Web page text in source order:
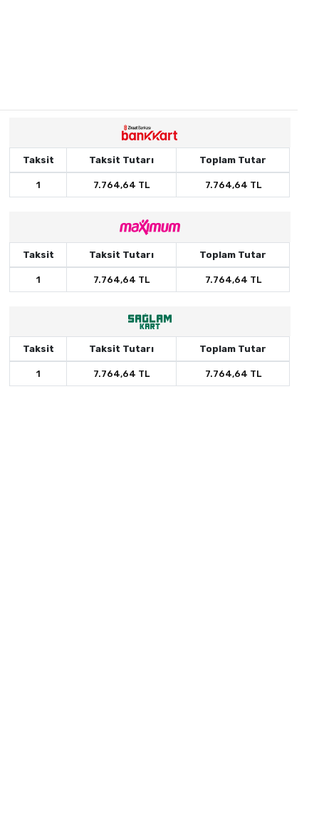
Taksit Taksit Tutarı Toplam Tutar
1 7.764,64 TL 7.764,64 TL
Taksit Taksit Tutarı Toplam Tutar
1 7.764,64 TL 7.764,64 TL
Taksit Taksit Tutarı Toplam Tutar
1 7.764,64 TL 7.764,64 TL